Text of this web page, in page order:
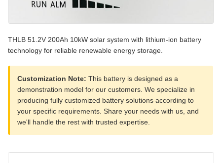
THLB 51.2V 200Ah 10kW solar system with lithium-ion battery
technology for reliable renewable energy storage.
Customization Note: This battery is designed as a
demonstration model for our customers. We specialize in
producing fully customized battery solutions according to
your specific requirements. Share your needs with us, and
we'll handle the rest with trusted expertise.